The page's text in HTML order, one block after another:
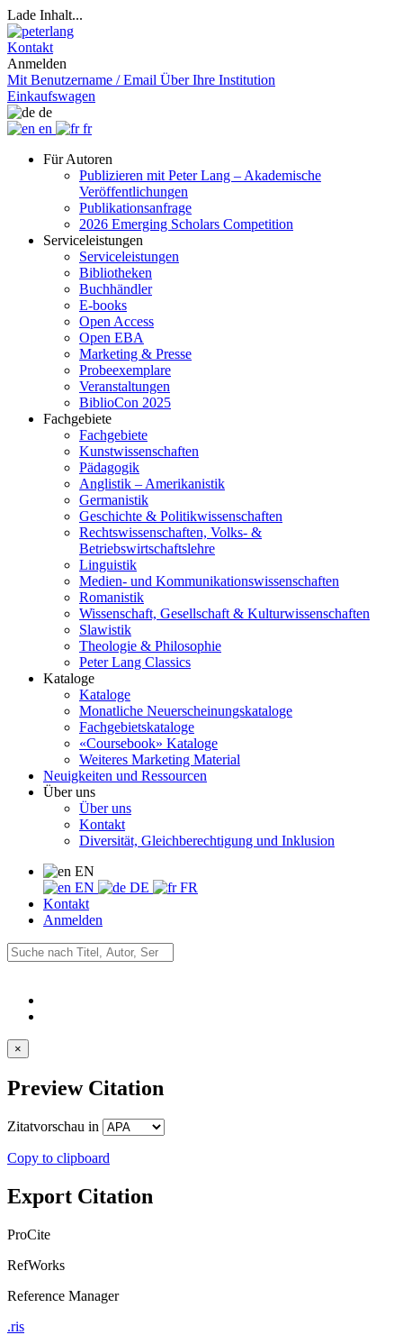
Lade Inhalt...
Kontakt
Anmelden
Mit Benutzername / Email Über Ihre Institution
Einkaufswagen
de
en
fr
Für Autoren
Publizieren mit Peter Lang – Akademische
Veröffentlichungen
Publikationsanfrage
2026 Emerging Scholars Competition
Serviceleistungen
Serviceleistungen
Bibliotheken
Buchhändler
E-books
Open Access
Open EBA
Marketing & Presse
Probeexemplare
Veranstaltungen
BiblioCon 2025
Fachgebiete
Fachgebiete
Kunstwissenschaften
Pädagogik
Anglistik – Amerikanistik
Germanistik
Geschichte & Politikwissenschaften
Rechtswissenschaften, Volks- &
Betriebswirtschaftslehre
Linguistik
Medien- und Kommunikationswissenschaften
Romanistik
Wissenschaft, Gesellschaft & Kulturwissenschaften
Slawistik
Theologie & Philosophie
Peter Lang Classics
Kataloge
Kataloge
Monatliche Neuerscheinungskataloge
Fachgebietskataloge
«Coursebook» Kataloge
Weiteres Marketing Material
Neuigkeiten und Ressourcen
Über uns
Über uns
Kontakt
Diversität, Gleichberechtigung und Inklusion
EN
EN
DE
FR
Kontakt
Anmelden
×
Preview Citation
Zitatvorschau in
Copy to clipboard
Export Citation
ProCite
RefWorks
Reference Manager
.ris